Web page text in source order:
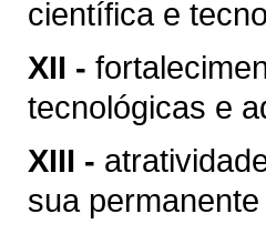
científica e
XII -
tecnológicas e
XIII -
sua